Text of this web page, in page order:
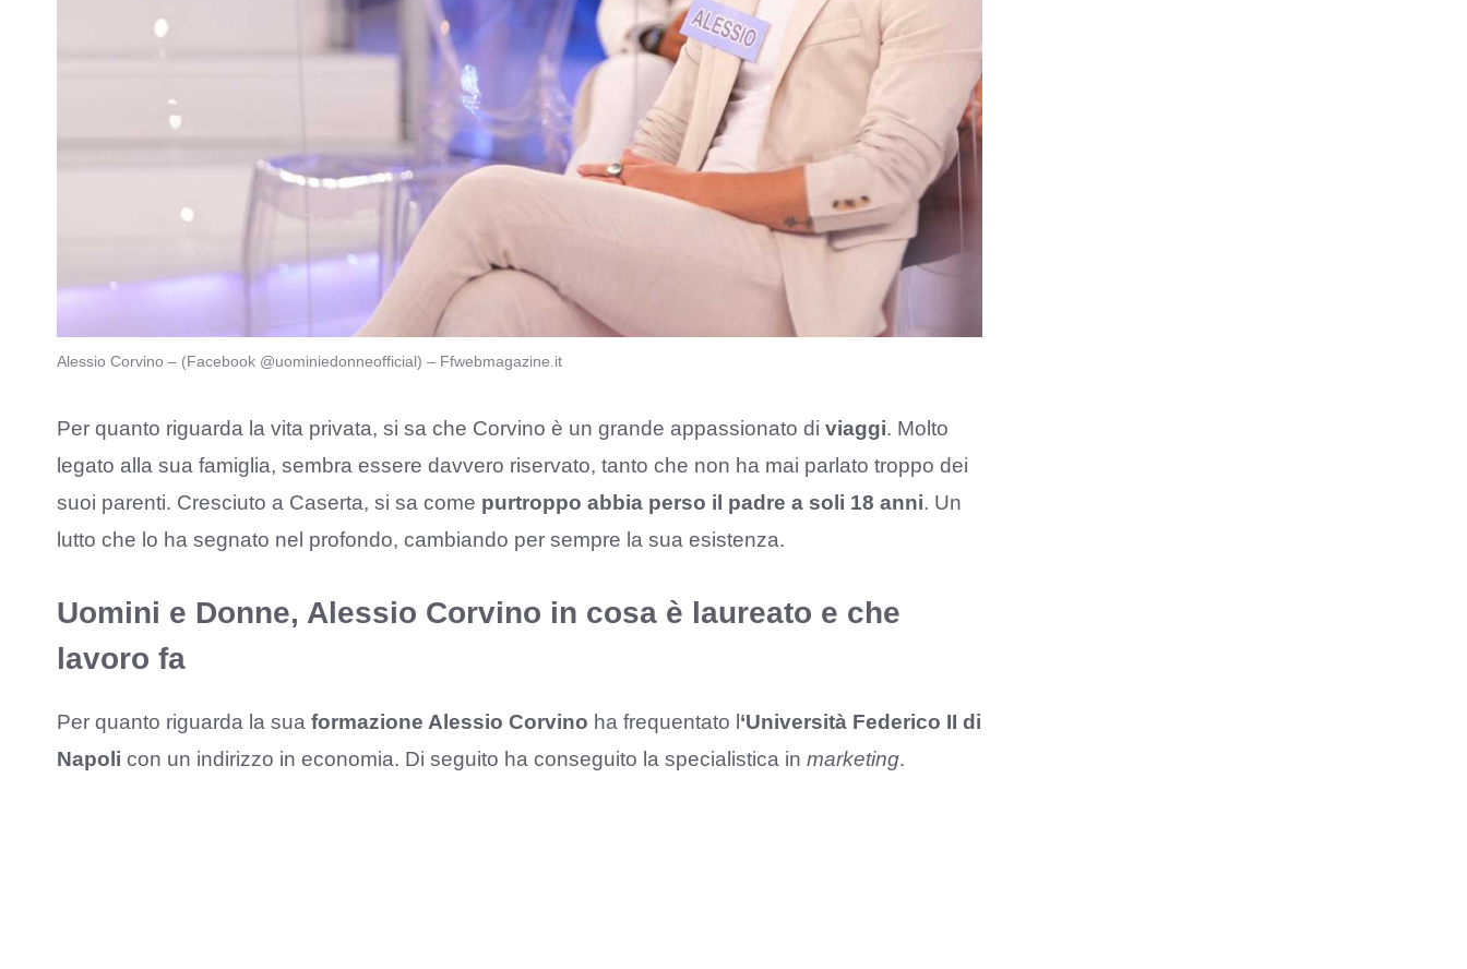
Alessio Corvino – (Facebook @uominiedonneofficial) – Ffwebmagazine.it
Per quanto riguarda la vita privata, si sa che Corvino è un grande appassionato di viaggi. Molto
legato alla sua famiglia, sembra essere davvero riservato, tanto che non ha mai parlato troppo dei
suoi parenti. Cresciuto a Caserta, si sa come purtroppo abbia perso il padre a soli 18 anni. Un
lutto che lo ha segnato nel profondo, cambiando per sempre la sua esistenza.
Uomini e Donne, Alessio Corvino in cosa è laureato e che
lavoro fa
Per quanto riguarda la sua formazione Alessio Corvino ha frequentato l‘Università Federico II di
Napoli con un indirizzo in economia. Di seguito ha conseguito la specialistica in marketing.